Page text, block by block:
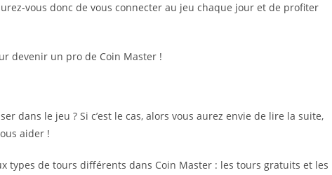
vous donc de vous connecter au jeu chaque jour et de profiter
devenir un pro de Coin Master !
dans le jeu ? Si c’est le cas, alors vous aurez envie de lire la suite,
aider !
types de tours différents dans Coin Master : les tours gratuits et les